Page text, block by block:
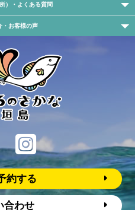
）・よくある質問
・お客様の声
約する
合わせ